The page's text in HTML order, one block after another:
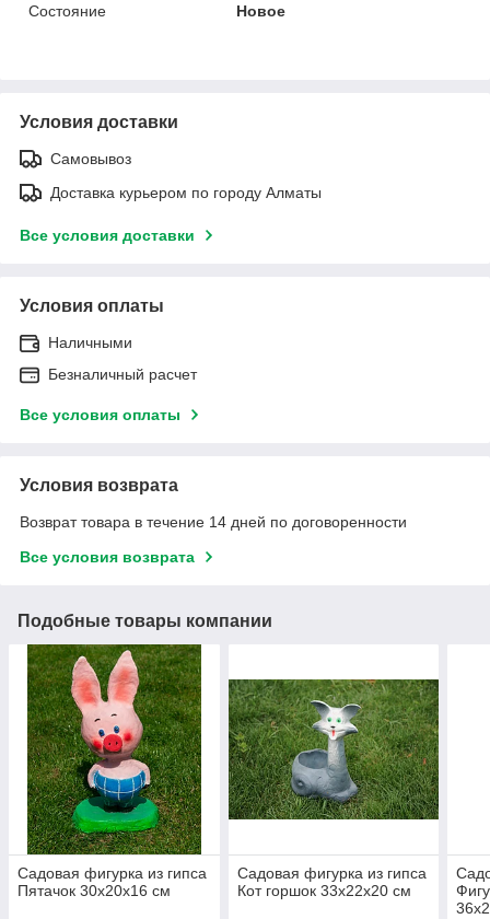
Состояние
Новое
Условия доставки
Самовывоз
Доставка курьером по городу Алматы
Все условия доставки
Условия оплаты
Наличными
Безналичный расчет
Все условия оплаты
Условия возврата
Возврат товара в течение 14 дней по договоренности
Все условия возврата
Подобные товары компании
Садовая фигурка из гипса
Пятачок 30х20х16 см
Садовая фигурка из гипса
Кот горшок 33х22х20 см